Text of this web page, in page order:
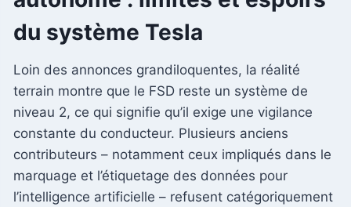
du système Tesla
Loin des annonces grandiloquentes, la réalité
terrain montre que le FSD reste un système de
niveau 2, ce qui signifie qu’il exige une vigilance
constante du conducteur. Plusieurs anciens
contributeurs – notamment ceux impliqués dans le
marquage et l’étiquetage des données pour
l’intelligence artificielle – refusent catégoriquement